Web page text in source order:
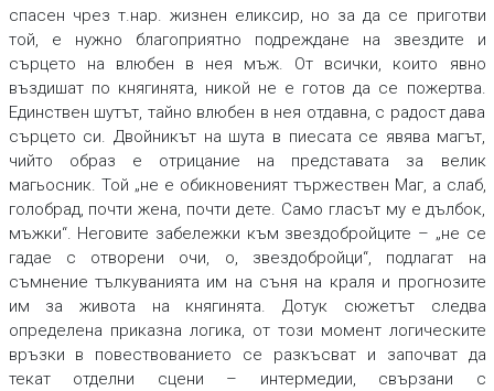
спасен чрез т.нар. жизнен еликсир, но за да се приготви
той, е нужно благоприятно подреждане на звездите и
сърцето на влюбен в нея мъж. От всички, които явно
въздишат по княгинята, никой не е готов да се пожертва.
Единствен шутът, тайно влюбен в нея отдавна, с радост дава
сърцето си. Двойникът на шута в пиесата се явява магът,
чийто образ е отрицание на представата за велик
магьосник. Той „не е обикновеният тържествен Маг, а слаб,
голобрад, почти жена, почти дете. Само гласът му е дълбок,
мъжки“. Неговите забележки към звездобройците – „не се
гадае с отворени очи, о, звездобройци“, подлагат на
съмнение тълкуванията им на съня на краля и прогнозите
им за живота на княгинята. Дотук сюжетът следва
определена приказна логика, от този момент логическите
връзки в повествованието се разкъсват и започват да
текат отделни сцени – интермедии, свързани с